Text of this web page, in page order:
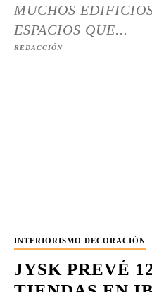
MUCHOS
ESPACIOS QUE...
REDACCIÓN
INTERIORISMO DECORACIÓN
JYSK PREVÉ